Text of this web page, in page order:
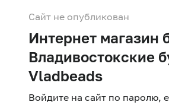
Сайт не опубликован
Интернет магазин
Владивостокские
Vladbeads
Войдите на сайт по паролю,